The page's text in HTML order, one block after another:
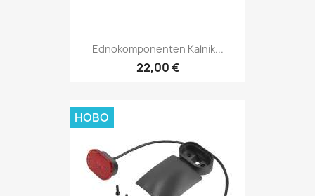
Ednokomponenten Kalnik...
22,00 €
НОВО